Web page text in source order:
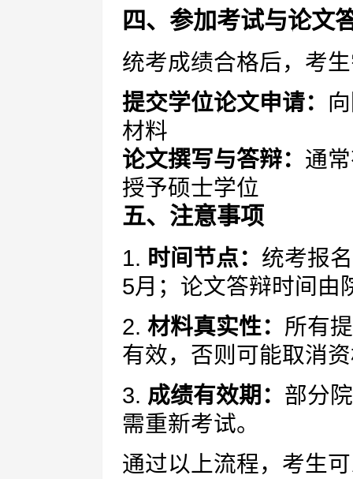
四、参加考试与论文
统考成绩合格后，考
提交学位论文申请：
材料
论文撰写与答辩： 通
授予硕士学位
五、注意事项
1. 时间节点： 统考报
5月；论文答辩时间由
2. 材料真实性： 所有
有效，否则可能取消
3. 成绩有效期： 部分
需重新考试。
通过以上流程，考生